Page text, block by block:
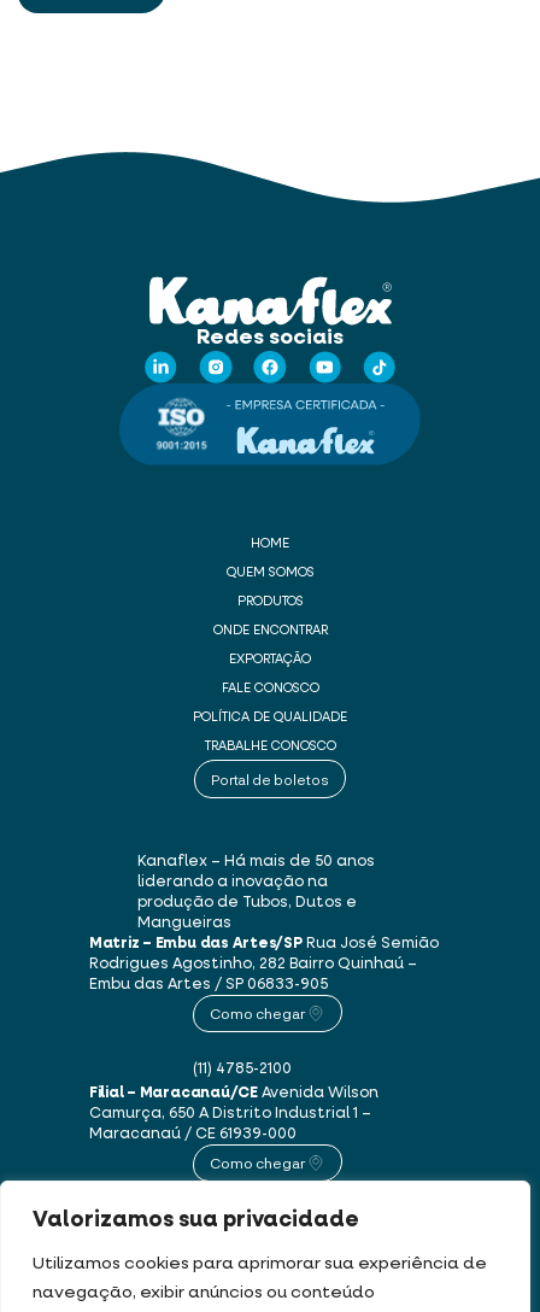
Valorizamos sua privacidade
Utilizamos cookies para aprimorar sua experiência de
navegação, exibir anúncios ou conteúdo
Redes sociais
HOME
QUEM SOMOS
PRODUTOS
ONDE ENCONTRAR
EXPORTAÇÃO
FALE CONOSCO
POLÍTICA DE QUALIDADE
TRABALHE CONOSCO
Portal de boletos
Kanaflex – Há mais de 50 anos
liderando a inovação na
produção de Tubos, Dutos e
Mangueiras
Matriz – Embu das Artes/SPRua José Semião
Rodrigues Agostinho, 282 Bairro Quinhaú –
Embu das Artes / SP06833-905
Como chegar
(11) 4785-2100
Filial – Maracanaú/CEAvenida Wilson
Camurça, 650 ADistrito Industrial 1 –
Maracanaú / CE61939-000
Como chegar
(85) 3250-1235